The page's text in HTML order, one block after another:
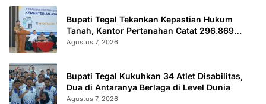
Bupati Tegal Tekankan Kepastian Hukum
Tanah, Kantor Pertanahan Catat 296.869
Sertifikat Terbit
Agustus 7, 2026
Bupati Tegal Kukuhkan 34 Atlet Disabilitas,
Dua di Antaranya Berlaga di Level Dunia
Agustus 7, 2026